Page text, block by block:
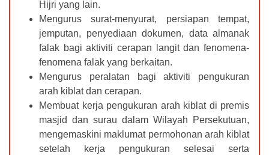
Hijri yang lain.
Mengurus surat-menyurat, persiapan tempat,
jemputan, penyediaan dokumen, data almanak
falak bagi aktiviti cerapan langit dan fenomena-
fenomena falak yang berkaitan.
Mengurus peralatan bagi aktiviti pengukuran
arah kiblat dan cerapan.
Membuat kerja pengukuran arah kiblat di premis
masjid dan surau dalam Wilayah Persekutuan,
mengemaskini maklumat permohonan arah kiblat
setelah kerja pengukuran selesai serta